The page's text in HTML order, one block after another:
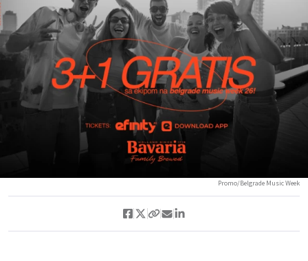
Promo/Belgrade Music Week